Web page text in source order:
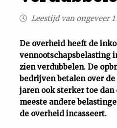
Uit
Feiten
Cijfers
Leestijd van ongeveer
De overheid heeft de
vennootschapsbelasting
zien verdubbelen. De
bedrijven betalen over
jaren ook sterker toe dan
meeste andere
de overheid incasseert.